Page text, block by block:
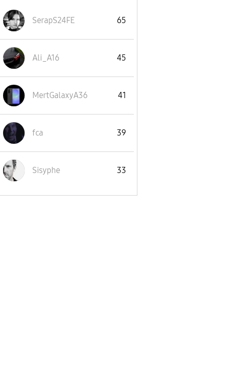
SerapS24FE 65
Ali_A16 45
MertGalaxyA36 41
fca 39
Sisyphe 33